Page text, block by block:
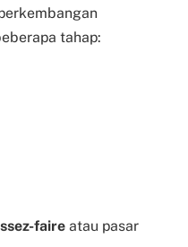
tahap:
faire atau pasar